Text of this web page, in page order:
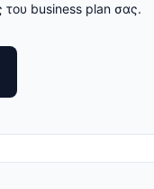
του business plan σας.